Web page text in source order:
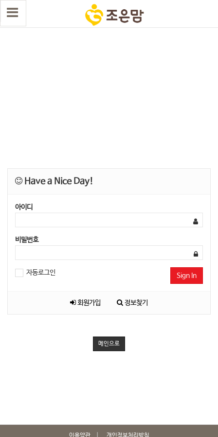
Have a Nice Day!
아이디
비밀번호
자동로그인 Sign In
회원가입 정보찾기
메인으로
이용약관 개인정보처리방침